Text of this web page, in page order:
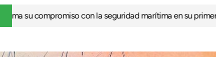
con la seguridad marítima en su primer encuentro